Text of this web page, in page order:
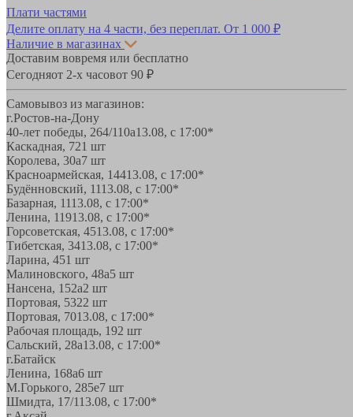
Плати частями
Делите оплату на 4 части, без переплат. От 1 000 ₽
Наличие в магазинах
Доставим вовремя или бесплатно
Сегодняот 2-х часовот 90 ₽
Самовывоз из магазинов:
г.Ростов-на-Дону
40-лет победы, 264/110а13.08, с 17:00*
Каскадная, 721 шт
Королева, 30а7 шт
Красноармейская, 14413.08, с 17:00*
Будённовский, 1113.08, с 17:00*
Базарная, 1113.08, с 17:00*
Ленина, 11913.08, с 17:00*
Горсоветская, 4513.08, с 17:00*
Тибетская, 3413.08, с 17:00*
Ларина, 451 шт
Малиновского, 48а5 шт
Нансена, 152а2 шт
Портовая, 5322 шт
Портовая, 7013.08, с 17:00*
Рабочая площадь, 192 шт
Сальский, 28a13.08, с 17:00*
г.Батайск
Ленина, 168а6 шт
М.Горького, 285е7 шт
Шмидта, 17/113.08, с 17:00*